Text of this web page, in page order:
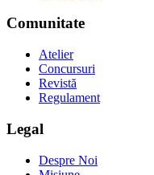
Comunitate
Atelier
Concursuri
Revistă
Regulament
Legal
Despre Noi